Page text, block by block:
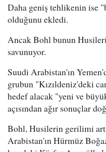
Daha geniş tehlikenin ise
olduğunu ekledi.
Ancak Bohl bunun
savunuyor.
Suudi Arabistan'ın
grubun "Kızıldeniz'deki
hedef alacak "yeni ve
açısından ağır sonuçlar
Bohl, Husilerin gerilimi
Arabistan'ın Hürmüz